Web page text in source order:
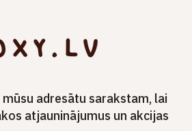
adresātu sarakstam, lai
atjauninājumus un akcijas